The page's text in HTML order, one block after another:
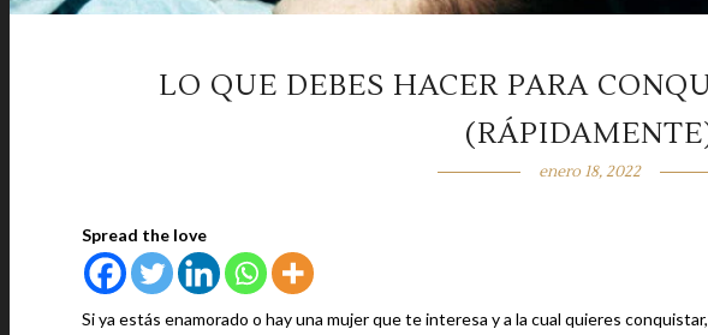
LO QUE DEBES HACER PARA
enero 18, 2022
Spread the love
Si ya estás enamorado o hay una mujer que te interesa y a la cual quieres